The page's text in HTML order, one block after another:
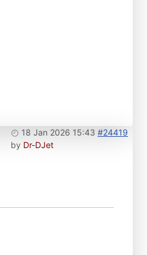
18 Jan 2026 15:43 #24419
by Dr-DJet